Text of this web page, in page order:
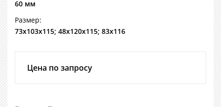
60 мм
Размер:
73х103х115; 48х120х115; 83х116
Цена по запросу